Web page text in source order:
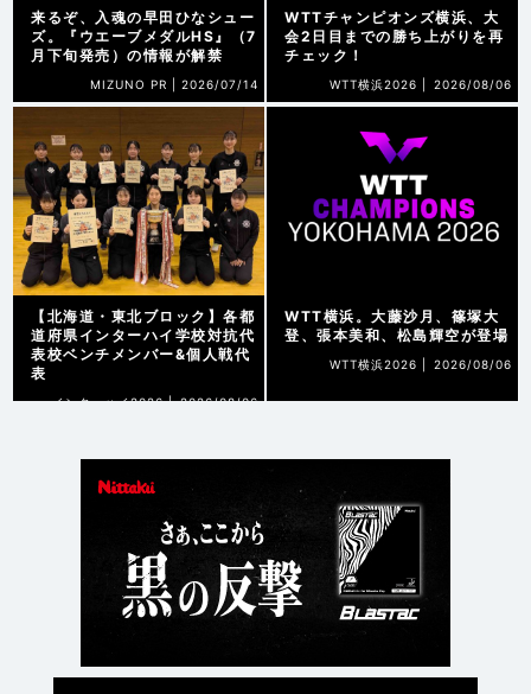
来るぞ、入魂の早田ひなシュー
ズ。『ウエーブメダルHS』（7
月下旬発売）の情報が解禁
MIZUNO PR | 2026/07/14
WTTチャンピオンズ横浜、大
会2日目までの勝ち上がりを再
チェック！
WTT横浜2026 | 2026/08/06
【北海道・東北ブロック】各都
道府県インターハイ学校対抗代
表校ベンチメンバー&個人戦代
表
インターハイ2026 | 2026/08/06
WTT横浜。大藤沙月、篠塚大
登、張本美和、松島輝空が登場
WTT横浜2026 | 2026/08/06